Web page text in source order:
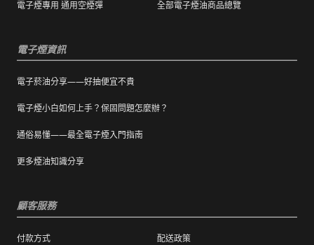
有非人為造成的破壞、損毀或不完整的商品瑕
電子煙專用 通用空煙彈 全部電子煙油商品總覽
電子煙資訊
電子菸油分享——好抽便宜不貴
電子煙小白如何上手？保固問題怎麼辦？
通俗易懂——最全電子煙入門指南
更多煙油知識分享
顧客服務
付款方式 配送政策